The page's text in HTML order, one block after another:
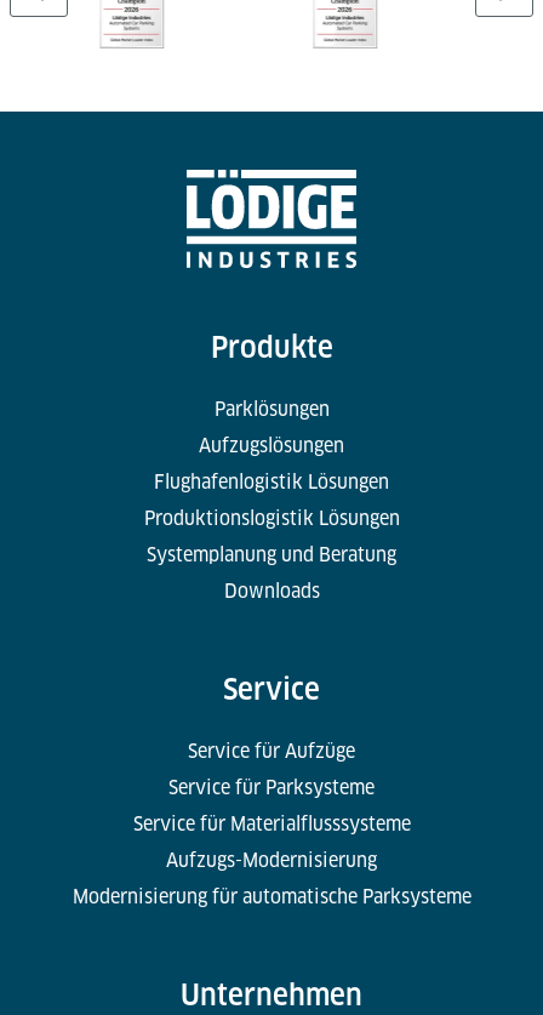
Produkte
Parklösungen
Aufzugslösungen
Flughafenlogistik Lösungen
Produktionslogistik Lösungen
Systemplanung und Beratung
Downloads
Service
Service für Aufzüge
Service für Parksysteme
Service für Materialflusssysteme
Aufzugs-Modernisierung
Modernisierung für automatische Parksysteme
Unternehmen